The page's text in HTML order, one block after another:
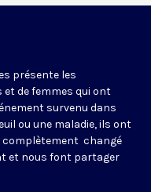
présente les
de femmes qui ont
survenu dans
ou une maladie, ils ont
complètement changé
et nous font partager